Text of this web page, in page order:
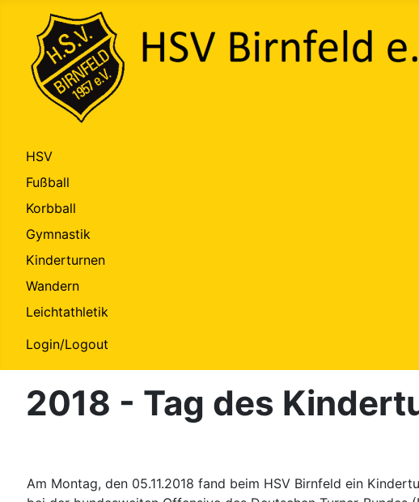
HSV
Fußball
Korbball
Gymnastik
Kinderturnen
Wandern
Leichtathletik
Login/Logout
2018 - Tag des
Am Montag, den 05.11.2018 fand beim HSV Birnfeld ein